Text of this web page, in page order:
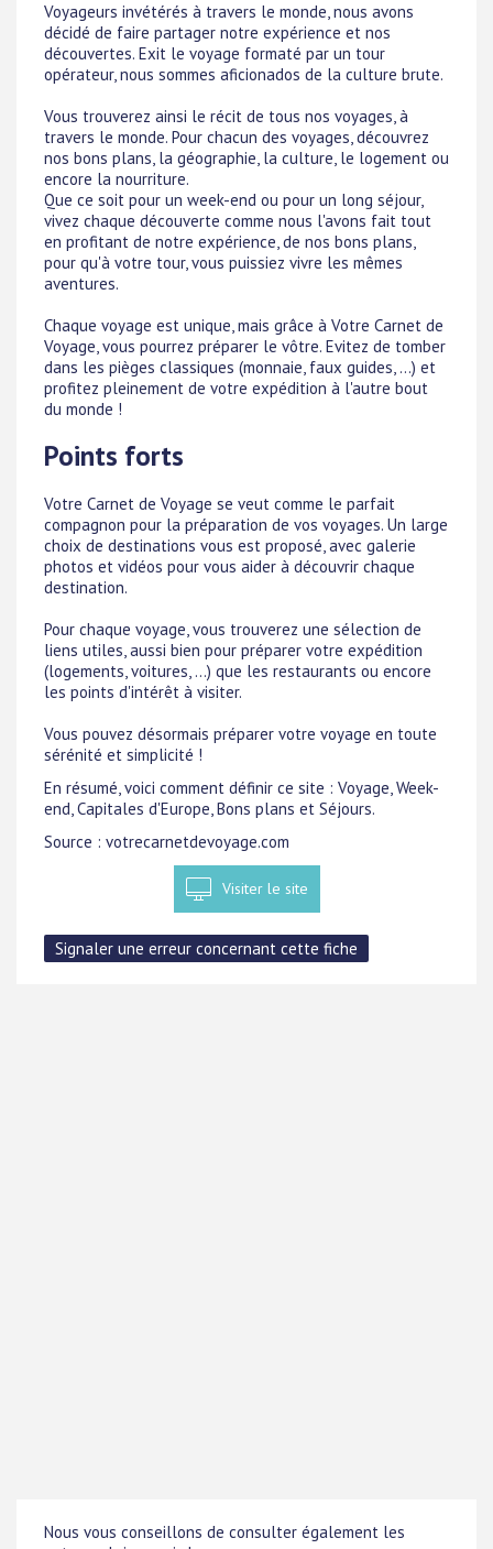
Voyageurs invétérés à travers le monde, nous avons
décidé de faire partager notre expérience et nos
découvertes. Exit le voyage formaté par un tour
opérateur, nous sommes aficionados de la culture brute.
Vous trouverez ainsi le récit de tous nos voyages, à
travers le monde. Pour chacun des voyages, découvrez
nos bons plans, la géographie, la culture, le logement ou
encore la nourriture.
Que ce soit pour un week-end ou pour un long séjour,
vivez chaque découverte comme nous l'avons fait tout
en profitant de notre expérience, de nos bons plans,
pour qu'à votre tour, vous puissiez vivre les mêmes
aventures.
Chaque voyage est unique, mais grâce à Votre Carnet de
Voyage, vous pourrez préparer le vôtre. Evitez de tomber
dans les pièges classiques (monnaie, faux guides, ...) et
profitez pleinement de votre expédition à l'autre bout
du monde !
Points forts
Votre Carnet de Voyage se veut comme le parfait
compagnon pour la préparation de vos voyages. Un large
choix de destinations vous est proposé, avec galerie
photos et vidéos pour vous aider à découvrir chaque
destination.
Pour chaque voyage, vous trouverez une sélection de
liens utiles, aussi bien pour préparer votre expédition
(logements, voitures, ...) que les restaurants ou encore
les points d'intérêt à visiter.
Vous pouvez désormais préparer votre voyage en toute
sérénité et simplicité !
En résumé, voici comment définir ce site : Voyage, Week-
end, Capitales d'Europe, Bons plans et Séjours.
Source : votrecarnetdevoyage.com
Visiter le site
Nous vous conseillons de consulter également les